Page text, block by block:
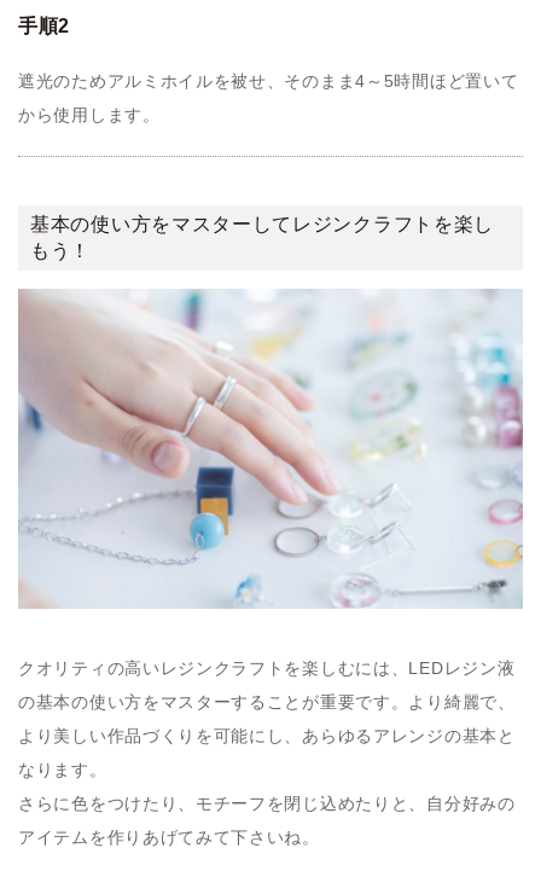
手順2
遮光のためアルミホイルを被せ、そのまま4～5時間ほど置いて
から使用します。
基本の使い方をマスターしてレジンクラフトを楽し
もう！
クオリティの高いレジンクラフトを楽しむには、LEDレジン液
の基本の使い方をマスターすることが重要です。より綺麗で、
より美しい作品づくりを可能にし、あらゆるアレンジの基本と
なります。
さらに色をつけたり、モチーフを閉じ込めたりと、自分好みの
アイテムを作りあげてみて下さいね。